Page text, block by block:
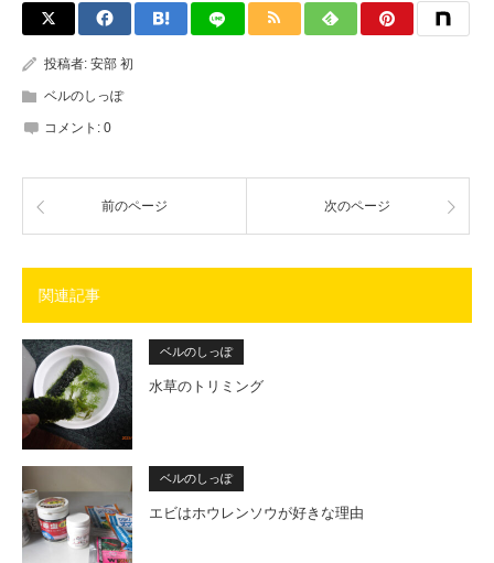
投稿者: 安部 初
ベルのしっぽ
コメント: 0
前のページ 次のページ
関連記事
ベルのしっぽ
水草のトリミング
ベルのしっぽ
エビはホウレンソウが好きな理由